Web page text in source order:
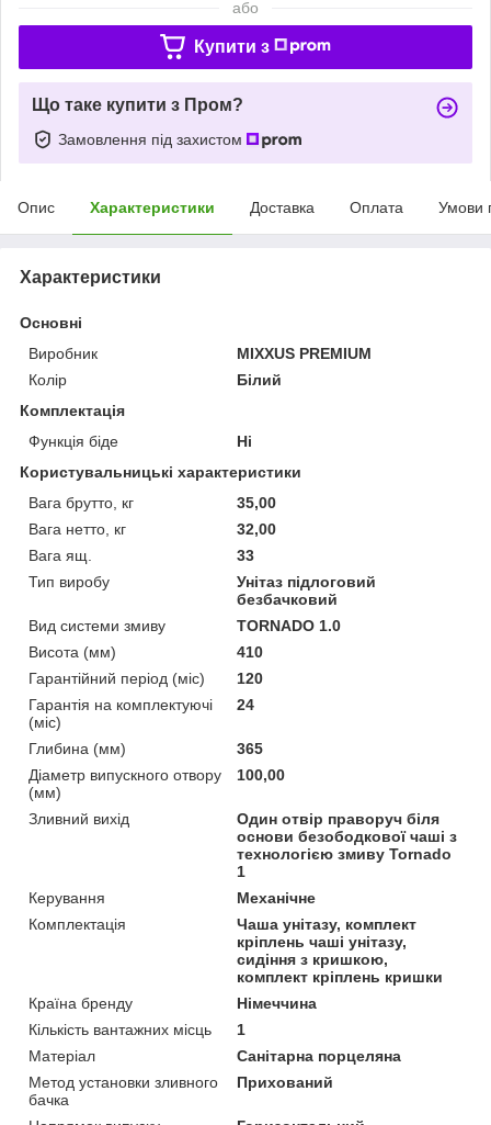
або
Купити з
Що таке купити з Пром?
Замовлення під захистом
Опис Характеристики Доставка Оплата Умови
Характеристики
Основні
Виробник
MIXXUS PREMIUM
Колір
Білий
Комплектація
Функція біде
Ні
Користувальницькі характеристики
Вага брутто, кг
35,00
Вага нетто, кг
32,00
Вага ящ.
33
Тип виробу
Унітаз підлоговий
безбачковий
Вид системи змиву
TORNADO 1.0
Висота (мм)
410
Гарантійний період (міс)
120
Гарантія на комплектуючі
(міс)
24
Глибина (мм)
365
Діаметр випускного отвору
(мм)
100,00
Зливний вихід
Один отвір праворуч біля
основи безободкової чаші з
технологією змиву Tornado
1
Керування
Механічне
Комплектація
Чаша унітазу, комплект
кріплень чаші унітазу,
сидіння з кришкою,
комплект кріплень кришки
Країна бренду
Німеччина
Кількість вантажних місць
1
Матеріал
Санітарна порцеляна
Метод установки зливного
бачка
Прихований